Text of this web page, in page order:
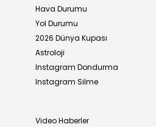
Hava Durumu
Yol Durumu
2026 Dünya Kupası
Astroloji
Instagram Dondurma
Instagram Silme
Video Haberler